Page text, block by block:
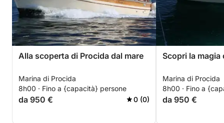
Alla scoperta di Procida dal mare
Marina di Procida
8h00 · Fino a {capacità} persone
da 950 € 0 (0)
Scopri la magia
Marina di Procida
8h00 · Fino a
da 950 €